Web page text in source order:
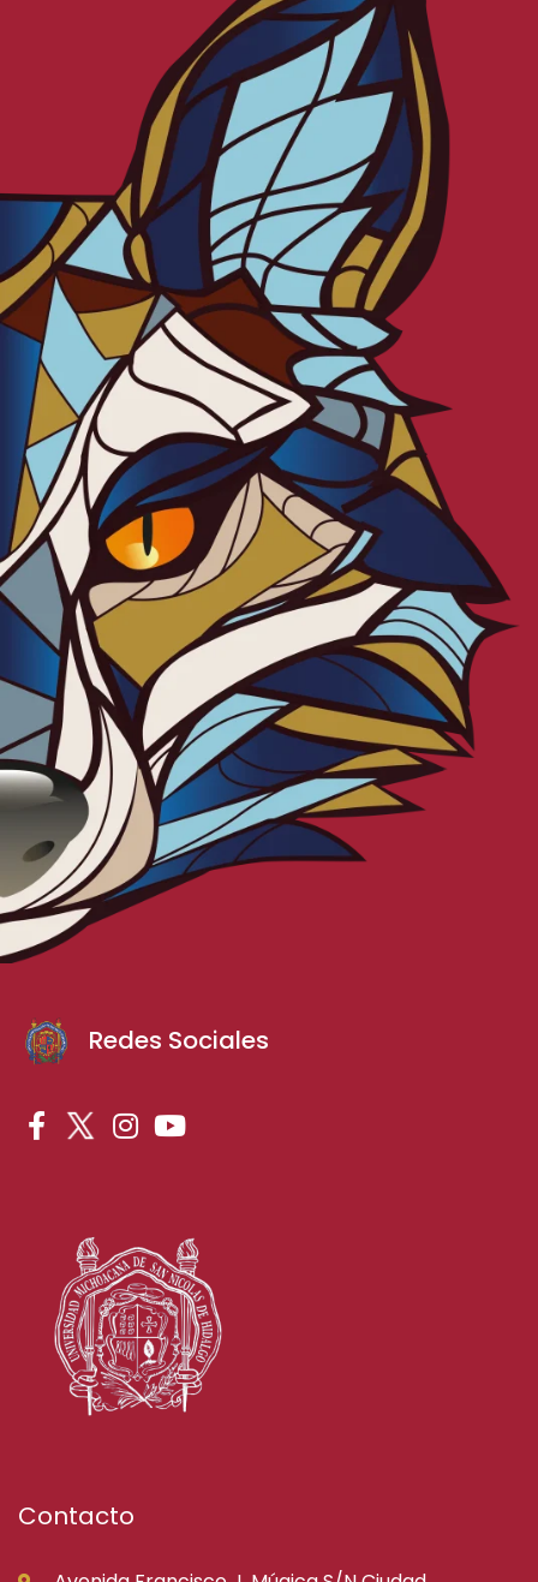
Redes Sociales
Contacto